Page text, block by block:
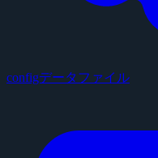
configデータファイル